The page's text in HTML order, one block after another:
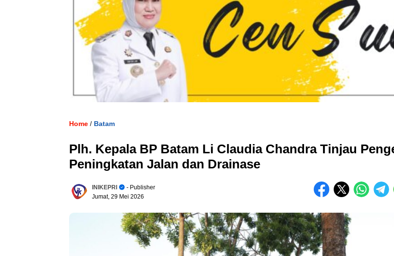
Home / Batam
Plh. Kepala BP Batam Li Claudia Chandra Tinjau
Peningkatan Jalan dan Drainase
INIKEPRI
- Publisher
Jumat, 29 Mei 2026